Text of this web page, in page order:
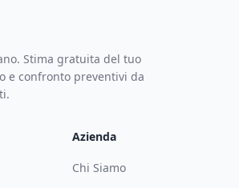
Stima gratuita del tuo
e confronto preventivi da
Azienda
Chi Siamo